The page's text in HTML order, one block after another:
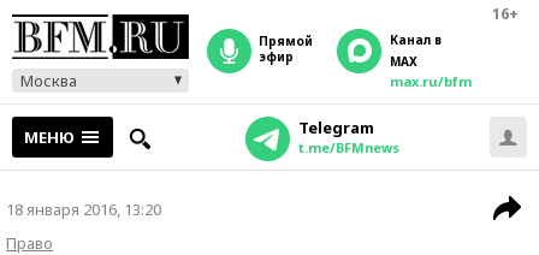
16+
Москва
прямой
эфир
Канал в
MAX
max.ru/bfm
МЕНЮ Telegram
t.me/BFMnews
18 января 2016, 13:20
Право